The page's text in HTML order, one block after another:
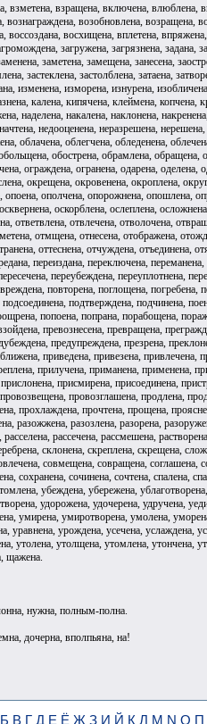
взметена, взращена, включена, влюблена,
возобновлена,
восхищена, вплетена,
загружена, загрязнена,
заметена, замещена, занесена,
застеклена, застолблена, затаена,
изменена, изморена, изнурена,
калена, кипячена, клеймена,
наделена, накалена, наклонена,
недооценена, неразрешена,
облачена, облегчена, обледенена,
обострена, обрамлена,
ограждена, огранена, одарена,
окрещена, окровенена, окроплена,
ополчена, опорожнена, опошлена,
оскорблена, ослеплена,
ответвлена, отвлечена, отволочена,
отмщена, отнесена, отображена,
оттеснена, отчуждена,
переиздана, переключена,
переубеждена, переуплотнена,
повторена, поглощена,
подтверждена, подчинена,
попоена, попрана, порабощена,
превознесена, превращена,
предупреждена, презрена,
приведена, привезена,
прилучена, приманена, применена,
присмирена, присоединена,
провозглашена, продлена,
прохлаждена, прочтена, прощена,
разожжена, разозлена, разорена,
рассечена, рассмешена,
склонена, скреплена, скрещена,
совмещена, совращена,
сохранена, сочинена, сочтена, спалена,
убеждена, убережена,
удорожена, удочерена, удручена,
умирена, умиротворена, умолена,
уравнена, урождена, усечена, услаждена,
утолена, утолщена, утомлена,
щажена.
нужна, полным-полна.
дочерна, вполпьяна, на!
Б В Г Д Е Ё Ж З И Й К Л М N О П